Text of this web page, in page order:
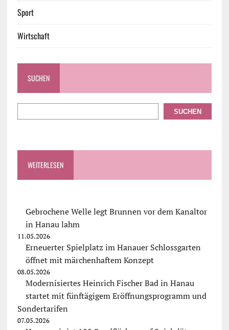
Sport
Wirtschaft
SUCHEN
SUCHEN
WEITERLESEN
Gebrochene Welle legt Brunnen vor dem Kanaltor
in Hanau lahm
11.05.2026
Erneuerter Spielplatz im Hanauer Schlossgarten
öffnet mit märchenhaftem Konzept
08.05.2026
Modernisiertes Heinrich Fischer Bad in Hanau
startet mit fünftägigem Eröffnungsprogramm und
Sondertarifen
07.05.2026